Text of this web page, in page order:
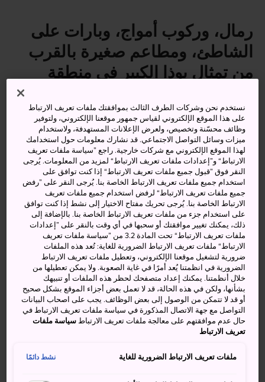
رمال، وركوب أمواج، وبارات على
الشاطئ، ومطاعم صغيرة بالقرب
من تمثال بوذا الكبير في منطقة
تُعد منطقةكاماكورا
أحد الشواطئ المعتادة في الصيف لدى
سكان المناطق الحضرية في طوكيو، وهي تبعُد مسافة ساعة
بالقطار جنوب الساحل. وعلى الرغم من قصر موسم السباحة
في شواطئ كاماكورا الرملية الثلاثة -إذ يمتد لشهرين فقط في
فصل الصيف- تتمتع المنطقة بسحرها الخاص في المواسم
الأخرى.
كما توجد فرص أخرى للاستمتاع بأكثر من مجرد السباحة
والاستلقاء تحت أشعة الشمس؛ إذ يُمكنك أيضًا الاستمتاع بركوب
الأمواج والتجديف على ألواح التجديف وقوفًا، والتزلج على الماء،
وركوب الزلاجة المائية الطائرة (فلاي بوردنغ)، والتجديف بقوارب
الكاياك.
حقائق سريعة
يمكنك رؤية جبل فوجي في أثناء التنزه على الرمال
نستخدم نحن وشركات الطرف الثالث بموافقتك ملفات تعريف الارتباط
على هذا الموقع الإلكتروني لقياس جمهور موقعنا الإلكتروني، ولتوفير
وظائف محسّنة وتخصيص، ولعرض الإعلانات المستهدفة، ولاستخدام
ميزات وسائل التواصل الاجتماعي. قد نشارك معلومات حول استخدامك
لهذا الموقع الإلكتروني مع شركات خارجية. راجع ”سياسة ملفات تعريف
الارتباط“ و”إعدادات ملفات تعريف الارتباط“ لمزيد من المعلومات. يُرجى
النقر فوق ”قبول جميع ملفات تعريف الارتباط“ إذا كنت توافق على
استخدام جميع ملفات تعريف الارتباط الخاصة بنا. يُرجى النقر على ”رفض
جميع ملفات تعريف الارتباط“ لرفض استخدام جميع ملفات تعريف
الارتباط الخاصة بنا. يُرجى تحريك مفتاح الاختيار إلى نشط إذا كنت توافق
على استخدام جزء من ملفات تعريف الارتباط الخاصة بنا. بالإضافة إلى
ذلك، يمكنك تغيير موافقتك أو سحبها في أي وقت بالنقر على ”إعدادات
ملفات تعريف الارتباط“ تحت المادة 3.2 من ”سياسة ملفات تعريف
الارتباط“ ملفات تعريف الارتباط الضرورية للغاية: تُعد هذه الملفات
ضرورية لتشغيل موقعنا الإلكتروني، وتعطيل ملفات تعريف الارتباط
الضرورية في انظمتنا يُعد أمرًا في غاية الصعوبة. ولا يمكن تعطيلها من
خلال أنظمتنا. يمكنك إعداد متصفحك لحظر هذه الملفات أو تنبيهك
بشأنها، ولكن في هذه الحالة، قد لا تعمل بعض أجزاء الموقع بشكل صحيح
أو قد لا تتمكن من الوصول إلى بعض الوظائف. يجب على اصحاب البيانات
التواصل مع جهة الاتصال المذكورة في سياسة ملفات تعريف الارتباط في
حال عدم موافقتهم على معالجة ملفات تعريف الارتباطسياسة ملفات
تعريف الارتباط
ملفات تعريف الارتباط الضرورية للغاية نشط دائمًا